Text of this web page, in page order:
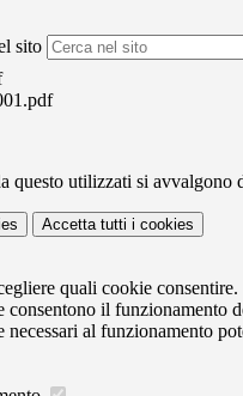
sito
questo utilizzati si
Accetta tutti i cookies
quali cookie consentire.
consentono il funzionamento
al funzionamento